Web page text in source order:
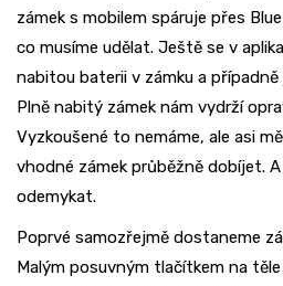
zámek s mobilem spáruje přes
co musíme udělat. Ještě se v
nabitou baterii v zámku a
Plně nabitý zámek nám vydrží
Vyzkoušené to nemáme, ale asi
vhodné zámek průběžně dobíjet.
odemykat.
Poprvé samozřejmě dostaneme
Malým posuvným tlačítkem na